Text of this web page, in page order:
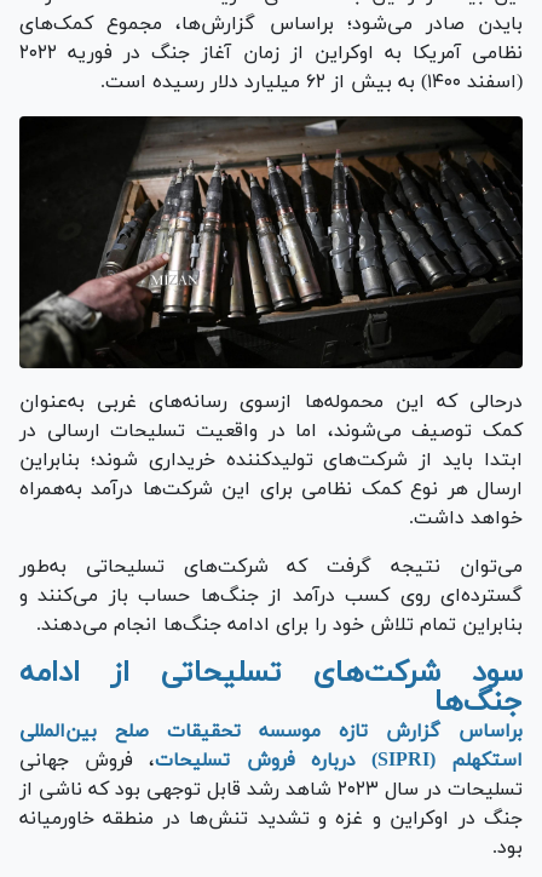
بایدن صادر می‌شود؛ براساس گزارش‌ها، مجموع کمک‌های
نظامی آمریکا به اوکراین از زمان آغاز جنگ در فوریه ۲۰۲۲
(اسفند ۱۴۰۰) به بیش از ۶۲ میلیارد دلار رسیده است.
درحالی که این محموله‌ها ازسوی رسانه‌های غربی به‌عنوان
کمک توصیف می‌شوند، اما در واقعیت تسلیحات ارسالی در
ابتدا باید از شرکت‌های تولیدکننده خریداری شوند؛ بنابراین
ارسال هر نوع کمک نظامی برای این شرکت‌ها درآمد به‌همراه
خواهد داشت.‌
می‌توان نتیجه گرفت که شرکت‌های تسلیحاتی به‌طور
گسترده‌ای روی کسب درآمد از جنگ‌ها حساب باز می‌کنند و
بنابراین تمام تلاش خود را برای ادامه جنگ‌ها انجام می‌دهند.
سود شرکت‌های تسلیحاتی از ادامه
جنگ‌ها
براساس گزارش تازه موسسه تحقیقات صلح بین‌المللی
استکهلم (SIPRI) درباره فروش تسلیحات
، فروش جهانی
تسلیحات در سال ۲۰۲۳ شاهد رشد قابل توجهی بود که ناشی از
جنگ در اوکراین و غزه و تشدید تنش‌ها در منطقه خاورمیانه
بود.